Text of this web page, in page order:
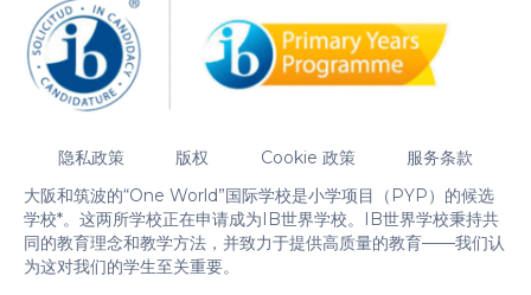
隐私政策 版权 Cookie 政策
服务条款
大阪和筑波的“One World”国际学校是小学项目（PYP）的候选
学校*。这两所学校正在申请成为IB世界学校。IB世界学校秉持共
同的教育理念和教学方法，并致力于提供高质量的教育——我们认
为这对我们的学生至关重要。